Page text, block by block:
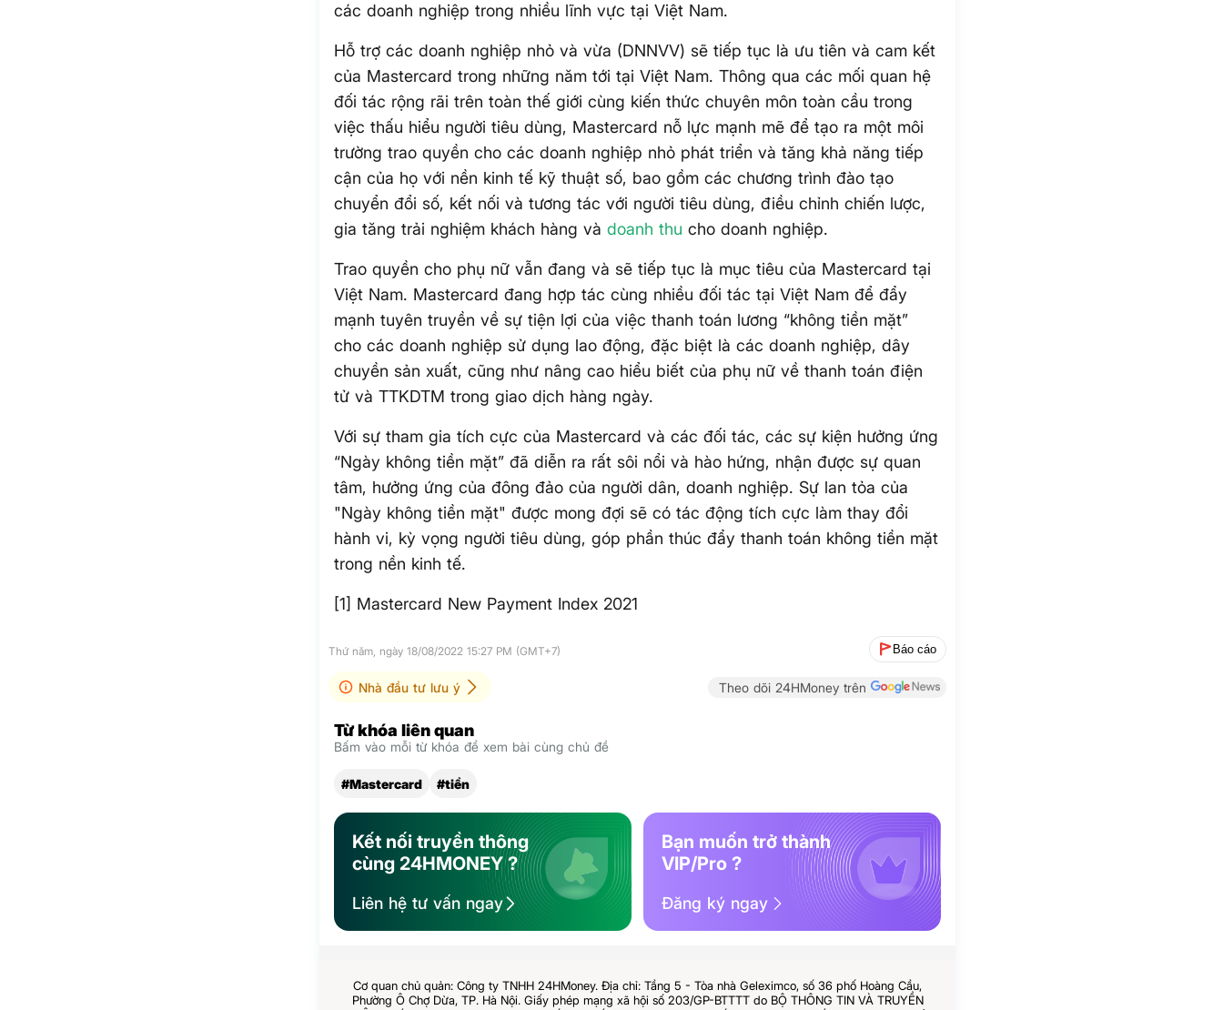
các doanh nghiệp trong nhiều lĩnh vực tại Việt Nam.
Hỗ trợ các doanh nghiệp nhỏ và vừa (DNNVV) sẽ tiếp tục là ưu tiên và cam kết
của Mastercard trong những năm tới tại Việt Nam. Thông qua các mối quan hệ
đối tác rộng rãi trên toàn thế giới cùng kiến thức chuyên môn toàn cầu trong
việc thấu hiểu người tiêu dùng, Mastercard nỗ lực mạnh mẽ để tạo ra một môi
trường trao quyền cho các doanh nghiệp nhỏ phát triển và tăng khả năng tiếp
cận của họ với nền kinh tế kỹ thuật số, bao gồm các chương trình đào tạo
chuyển đổi số, kết nối và tương tác với người tiêu dùng, điều chỉnh chiến lược,
gia tăng trải nghiệm khách hàng vàdoanh thu cho doanh nghiệp.
Trao quyền cho phụ nữ vẫn đang và sẽ tiếp tục là mục tiêu của Mastercard tại
Việt Nam. Mastercard đang hợp tác cùng nhiều đối tác tại Việt Nam để đẩy
mạnh tuyên truyền về sự tiện lợi của việc thanh toán lương “không tiền mặt”
cho các doanh nghiệp sử dụng lao động, đặc biệt là các doanh nghiệp, dây
chuyền sản xuất, cũng như nâng cao hiểu biết của phụ nữ về thanh toán điện
tử và TTKDTM trong giao dịch hàng ngày.
Với sự tham gia tích cực của Mastercard và các đối tác, các sự kiện hưởng ứng
“Ngày không tiền mặt” đã diễn ra rất sôi nổi và hào hứng, nhận được sự quan
tâm, hưởng ứng của đông đảo của người dân, doanh nghiệp. Sự lan tỏa của
"Ngày không tiền mặt" được mong đợi sẽ có tác động tích cực làm thay đổi
hành vi, kỳ vọng người tiêu dùng, góp phần thúc đẩy thanh toán không tiền mặt
trong nền kinh tế.
[1] Mastercard New Payment Index 2021
Thứ năm, ngày 18/08/2022 15:27 PM (GMT+7) Báo cáo
Nhà đầu tư lưu ý Theo dõi 24HMoney trên
Từ khóa liên quan
Bấm vào mỗi từ khóa để xem bài cùng chủ đề
#Mastercard #tiền
Kết nối truyền thông
cùng 24HMONEY ?
Liên hệ tư vấn ngay
Bạn muốn trở thành
VIP/Pro ?
Đăng ký ngay
Cơ quan chủ quản: Công ty TNHH 24HMoney. Địa chỉ: Tầng 5 - Tòa nhà Geleximco, số 36 phố Hoàng Cầu,
Phường Ô Chợ Dừa, TP. Hà Nội. Giấy phép mạng xã hội số 203/GP-BTTTT do BỘ THÔNG TIN VÀ TRUYỀN